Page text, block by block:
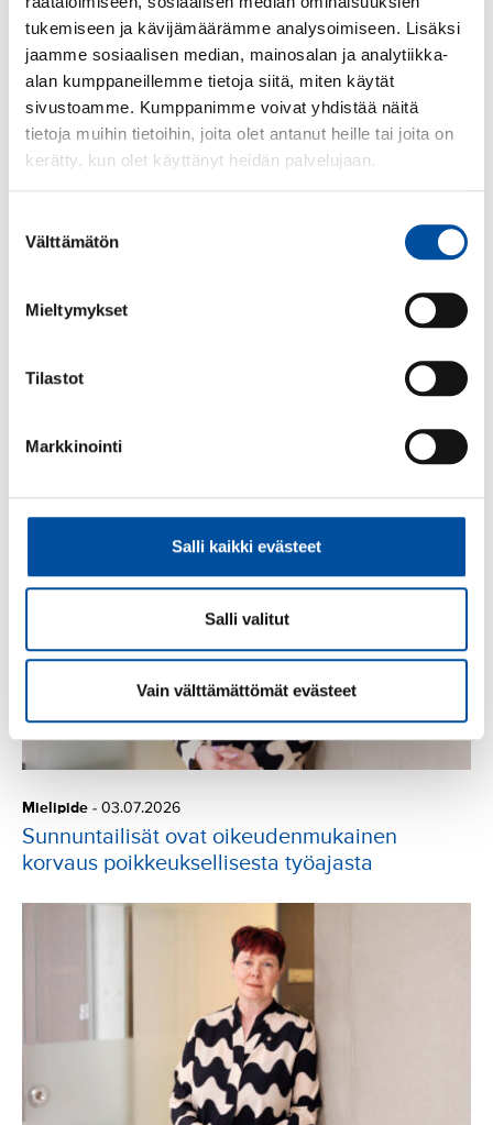
tukemiseen ja kävijämäärämme analysoimiseen. Lisäksi
jaamme sosiaalisen median, mainosalan ja analytiikka-
alan kumppaneillemme tietoja siitä, miten käytät
sivustoamme. Kumppanimme voivat yhdistää näitä
tietoja muihin tietoihin, joita olet antanut heille tai joita on
kerätty, kun olet käyttänyt heidän palvelujaan.
valinta
Välttämätön
Mieltymykset
Tilastot
Markkinointi
Salli kaikki evästeet
Salli valitut
Vain välttämättömät evästeet
Tämä ei ole sitä, mitä suomalaiset ansaitsevat. Meidän
on aika herätä ja vaatia muutosta. On aika vaatia, että
hallitus kunnioittaa kaikkia kansalaisia ja turvaa heidän
perusoikeutensa hyvinvointipalveluihin. Meidän on aika
vaatia, että hallitus lopettaa kylmän ja epäinhimillisen
Silja Paavola
Mielipide - 03.07.2026
Sunnuntailisät ovat oikeudenmukainen
korvaus poikkeuksellisesta työajasta